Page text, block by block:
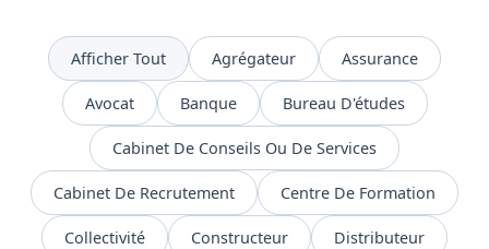
Afficher Tout Agrégateur Assurance
Avocat Banque Bureau D'études
Cabinet De Conseils Ou De Services
Cabinet De Recrutement Centre De Formation
Collectivité Constructeur Distributeur